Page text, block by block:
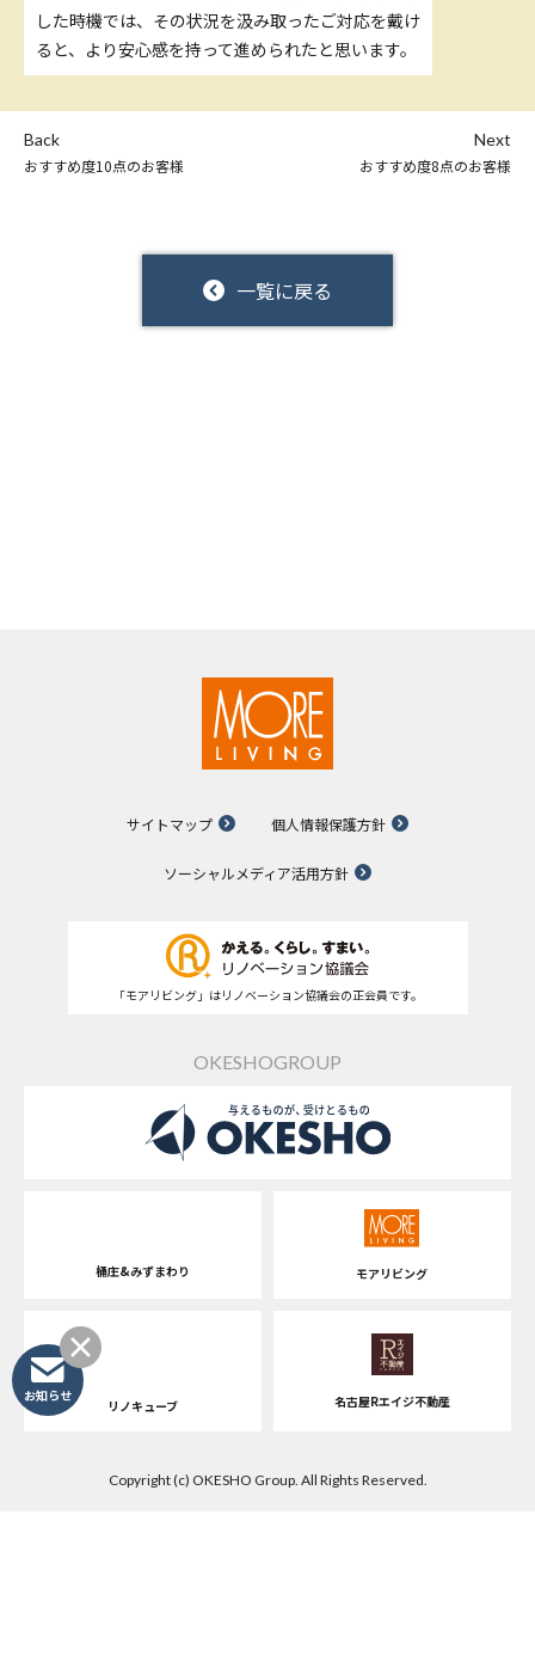
した時機では、その状況を汲み取ったご対応を戴け
ると、より安心感を持って進められたと思います。
Back
おすすめ度10点のお客様
一覧に戻る
Next
おすすめ度8点のお客様
サイトマップ 個人情報保護方針
ソーシャルメディア活用方針
「モアリビング」はリノベーション協議会の正会員です。
OKESHOGROUP
桶庄&みずまわり モアリビング
リノキューブ 名古屋Rエイジ不動産
Copyright (c) OKESHO Group. All Rights Reserved.
お知らせ